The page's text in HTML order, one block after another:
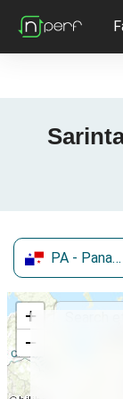
PA - Panama
+
−